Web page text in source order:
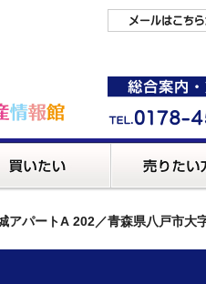
アパートA 202／青森県八戸市大